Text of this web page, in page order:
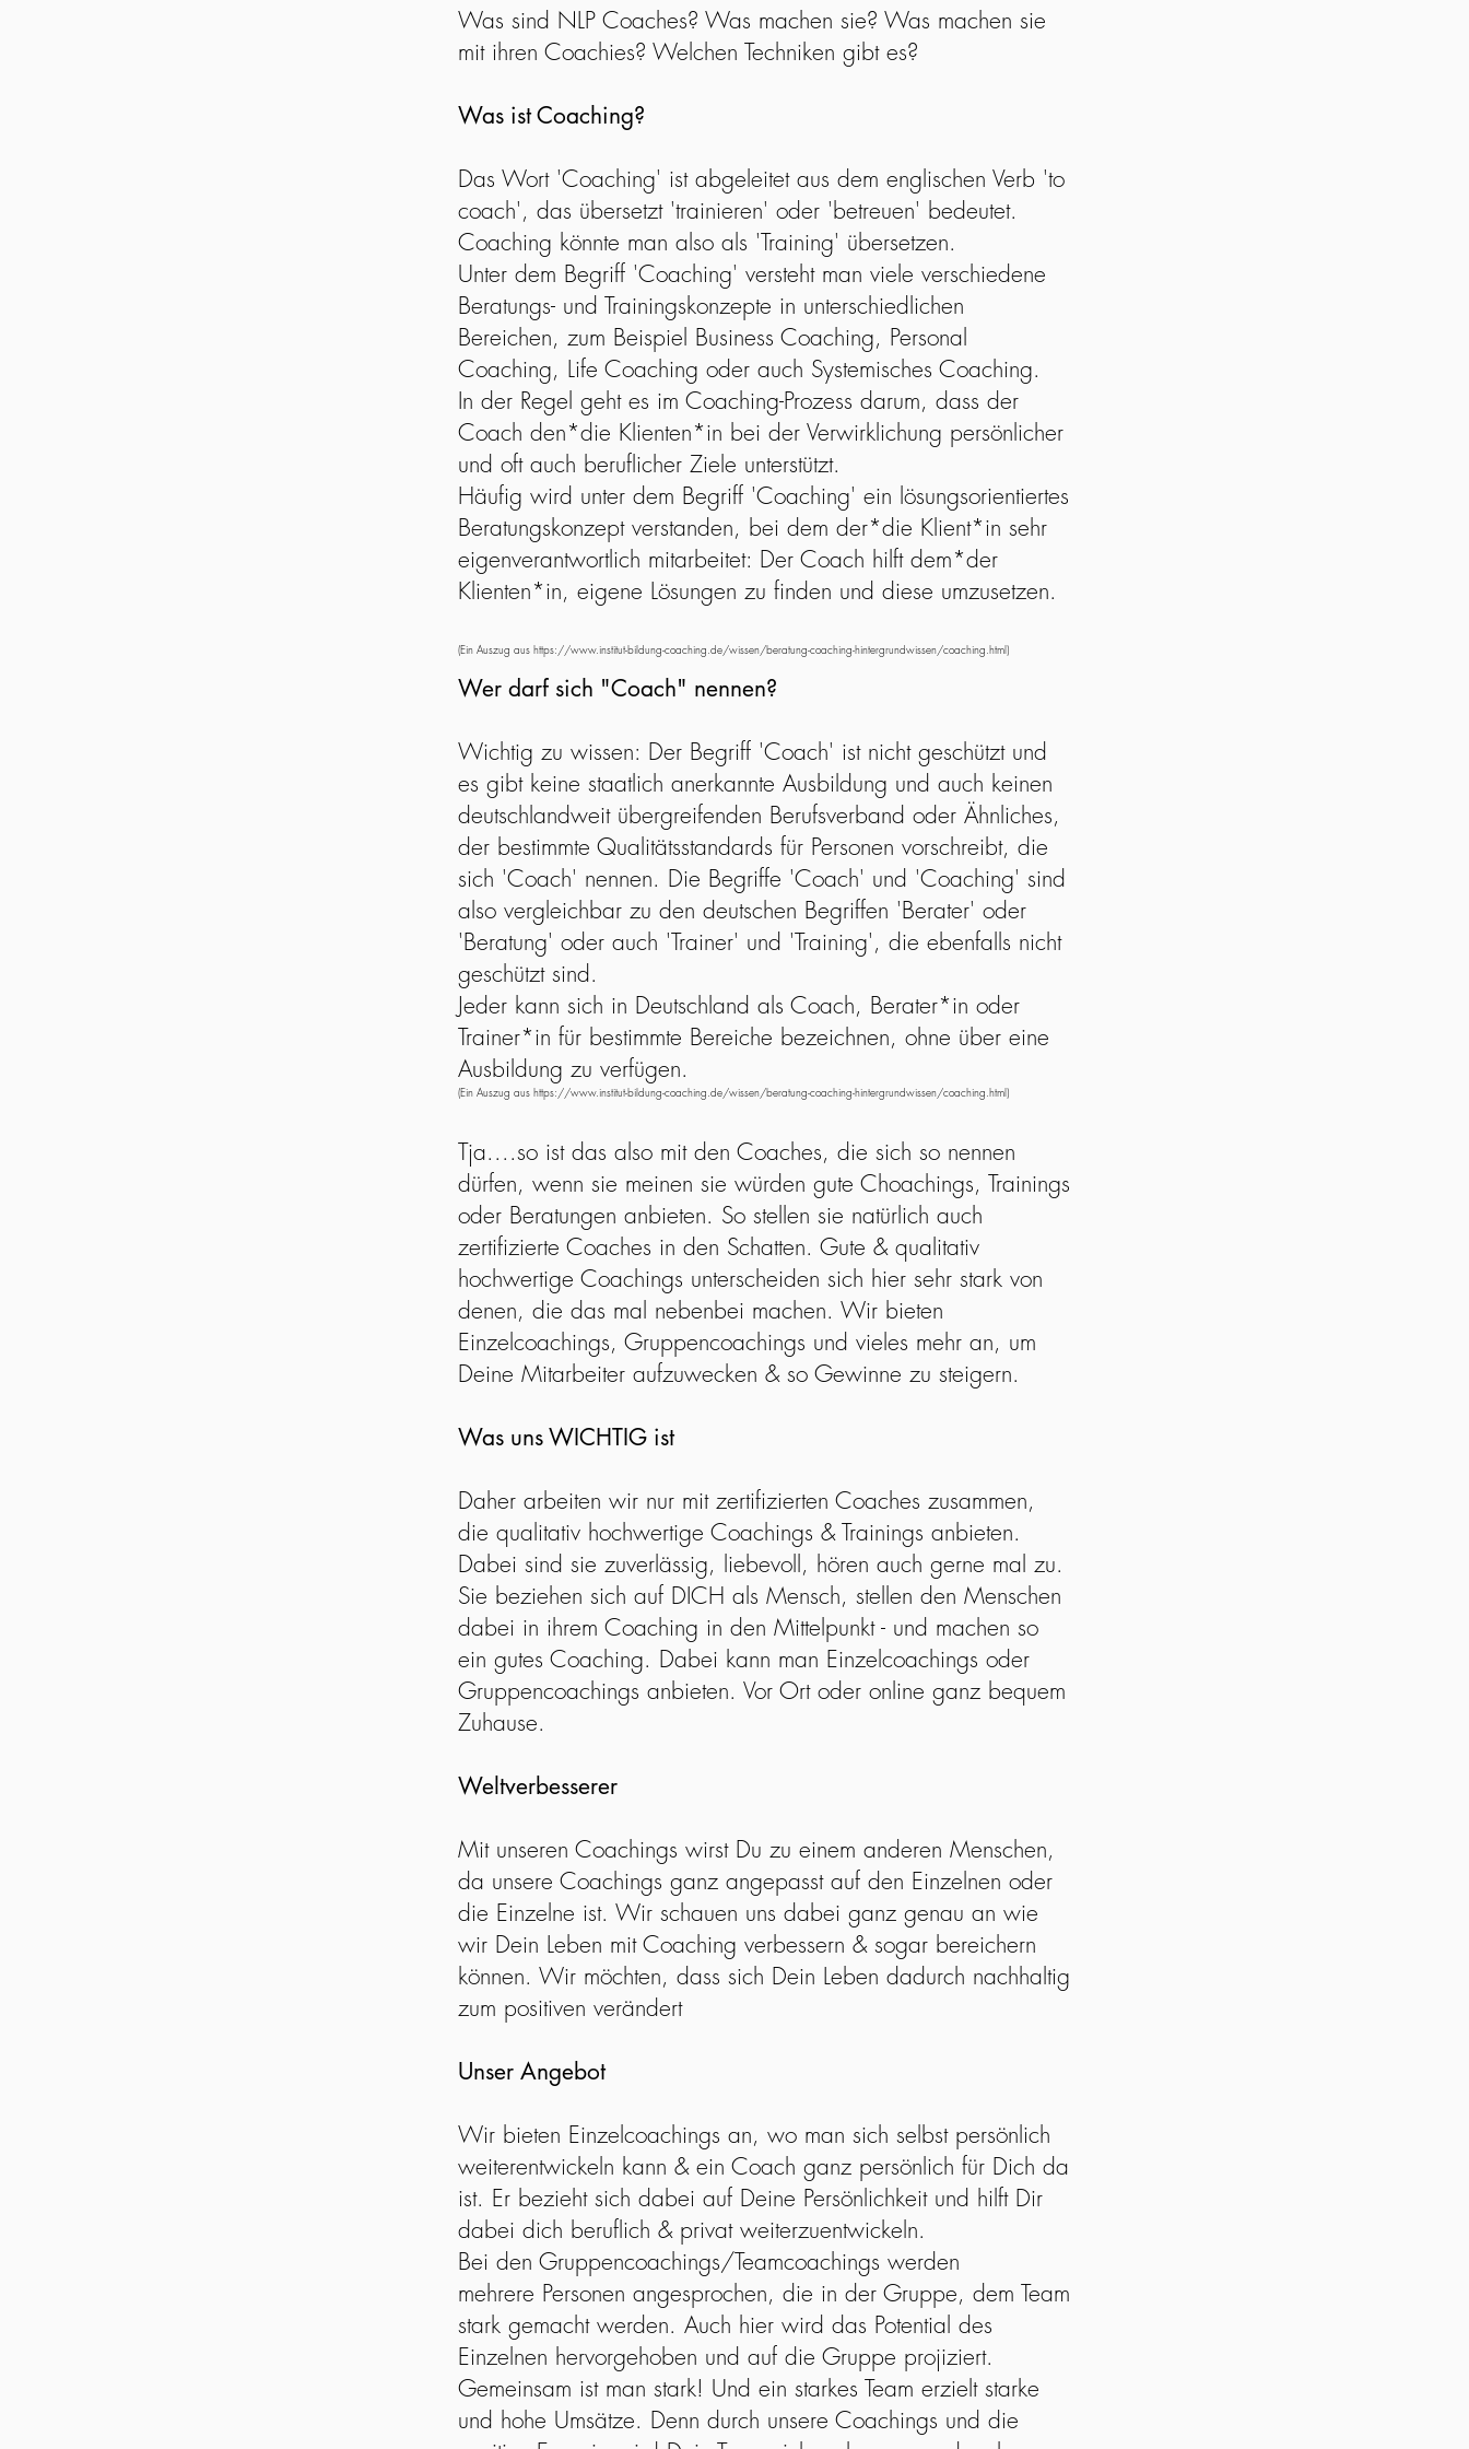
Was sind NLP Coaches? Was machen sie? Was machen sie
mit ihren Coachies? Welchen Techniken gibt es?
Was ist Coaching?
Das Wort 'Coaching' ist abgeleitet aus dem englischen Verb 'to
coach', das übersetzt 'trainieren' oder 'betreuen' bedeutet.
Coaching könnte man also als 'Training' übersetzen.
Unter dem Begriff 'Coaching' versteht man viele verschiedene
Beratungs- und Trainingskonzepte in unterschiedlichen
Bereichen, zum Beispiel Business Coaching, Personal
Coaching, Life Coaching oder auch Systemisches Coaching.
In der Regel geht es im Coaching-Prozess darum, dass der
Coach den*die Klienten*in bei der Verwirklichung persönlicher
und oft auch beruflicher Ziele unterstützt.
Häufig wird unter dem Begriff 'Coaching' ein lösungsorientiertes
Beratungskonzept verstanden, bei dem der*die Klient*in sehr
eigenverantwortlich mitarbeitet: Der Coach hilft dem*der
Klienten*in, eigene Lösungen zu finden und diese umzusetzen.
(Ein Auszug aus https://www.institut-bildung-coaching.de/wissen/beratung-coaching-hintergrundwissen/coaching.html)
Wer darf sich "Coach" nennen?
Wichtig zu wissen: Der Begriff 'Coach' ist nicht geschützt und
es gibt keine staatlich anerkannte Ausbildung und auch keinen
deutschlandweit übergreifenden Berufsverband oder Ähnliches,
der bestimmte Qualitätsstandards für Personen vorschreibt, die
sich 'Coach' nennen. Die Begriffe 'Coach' und 'Coaching' sind
also vergleichbar zu den deutschen Begriffen 'Berater' oder
'Beratung' oder auch 'Trainer' und 'Training', die ebenfalls nicht
geschützt sind.
Jeder kann sich in Deutschland als Coach, Berater*in oder
Trainer*in für bestimmte Bereiche bezeichnen, ohne über eine
Ausbildung zu verfügen.
(Ein Auszug aus https://www.institut-bildung-coaching.de/wissen/beratung-coaching-hintergrundwissen/coaching.html)
Tja....so ist das also mit den Coaches, die sich so nennen
dürfen, wenn sie meinen sie würden gute Choachings, Trainings
oder Beratungen anbieten. So stellen sie natürlich auch
zertifizierte Coaches in den Schatten. Gute & qualitativ
hochwertige Coachings unterscheiden sich hier sehr stark von
denen, die das mal nebenbei machen. Wir bieten
Einzelcoachings, Gruppencoachings und vieles mehr an, um
Deine Mitarbeiter aufzuwecken & so Gewinne zu steigern.
Was uns WICHTIG ist
Daher arbeiten wir nur mit zertifizierten Coaches zusammen,
die qualitativ hochwertige Coachings & Trainings anbieten.
Dabei sind sie zuverlässig, liebevoll, hören auch gerne mal zu.
Sie beziehen sich auf DICH als Mensch, stellen den Menschen
dabei in ihrem Coaching in den Mittelpunkt - und machen so
ein gutes Coaching. Dabei kann man Einzelcoachings oder
Gruppencoachings anbieten. Vor Ort oder online ganz bequem
Zuhause.
Weltverbesserer
Mit unseren Coachings wirst Du zu einem anderen Menschen,
da unsere Coachings ganz angepasst auf den Einzelnen oder
die Einzelne ist. Wir schauen uns dabei ganz genau an wie
wir Dein Leben mit Coaching verbessern & sogar bereichern
können. Wir möchten, dass sich Dein Leben dadurch nachhaltig
zum positiven verändert
Unser Angebot
Wir bieten Einzelcoachings an, wo man sich selbst persönlich
weiterentwickeln kann & ein Coach ganz persönlich für Dich da
ist. Er bezieht sich dabei auf Deine Persönlichkeit und hilft Dir
dabei dich beruflich & privat weiterzuentwickeln.
Bei den Gruppencoachings/Teamcoachings werden
mehrere Personen angesprochen, die in der Gruppe, dem Team
stark gemacht werden. Auch hier wird das Potential des
Einzelnen hervorgehoben und auf die Gruppe projiziert.
Gemeinsam ist man stark! Und ein starkes Team erzieltstarke
und hohe Umsätze. Denn durch unsere Coachings und die